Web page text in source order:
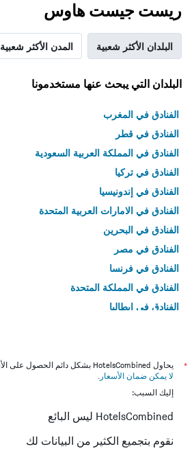
ريست جيست هاوس
البلدان الأكثر شعبية المدن الأكثر شعبية
البلدان التي يبحث عنها مستخدمونا
الفنادق في المغرب
الفنادق في قطر
الفنادق في المملكة العربية السعودية
الفنادق في تركيا
الفنادق في إندونيسيا
الفنادق في الامارات العربية المتحدة
الفنادق في البحرين
الفنادق في مصر
الفنادق في فرنسا
الفنادق في المملكة المتحدة
الفنادق في إيطاليا
*
يحاول HotelsCombined بشكل دائم الحصول على الأسعار الدقيقة، ولكن
لا يمكن ضمان الأسعار .
إليك السبب:
HotelsCombined ليس البائع
نقوم بتجميع الكثير من البيانات لك